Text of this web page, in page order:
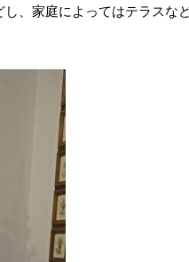
、家庭によってはテラスな